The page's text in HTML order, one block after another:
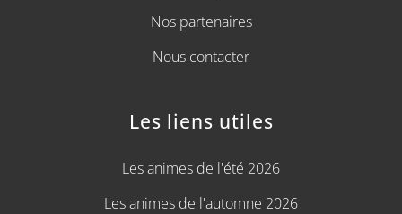
Nos partenaires
Nous contacter
Les liens utiles
Les animes de l'été 2026
Les animes de l'automne 2026